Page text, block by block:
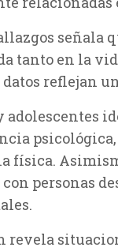
señala
tanto en la
datos reflejan
adolescentes
psicológica,
física.
personas
revela